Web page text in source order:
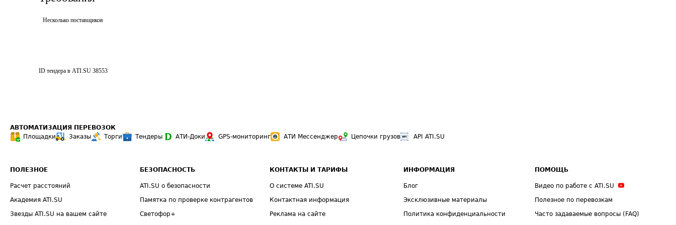
Несколько поставщиков
ID тендера в ATI.SU 38553
АВТОМАТИЗАЦИЯ ПЕРЕВОЗОК
Площадки
Заказы Торги Тендеры АТИ-Доки GPS-мониторинг АТИ Мессенджер Цепочки грузов API ATI.SU
ПОЛЕЗНОЕ
Расчет расстояний
Академия ATI.SU
Звезды ATI.SU на вашем сайте
БЕЗОПАСНОСТЬ
ATI.SU о безопасности
Памятка по проверке контрагентов
Светофор+
КОНТАКТЫ И ТАРИФЫ
О системе ATI.SU
Контактная информация
Реклама на сайте
ИНФОРМАЦИЯ
Блог
Эксклюзивные материалы
Политика конфиденциальности
ПОМОЩЬ
Видео по работе с ATI.SU
Полезное по перевозкам
Часто задаваемые вопросы (FAQ)